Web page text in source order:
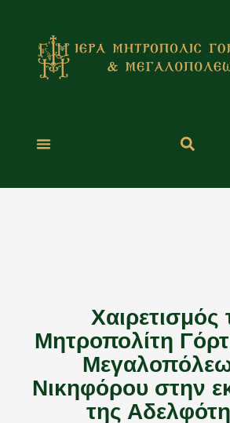
περιεχόμενο
Χαιρετισμός
Μητροπολίτη
Νικηφόρου στην
της